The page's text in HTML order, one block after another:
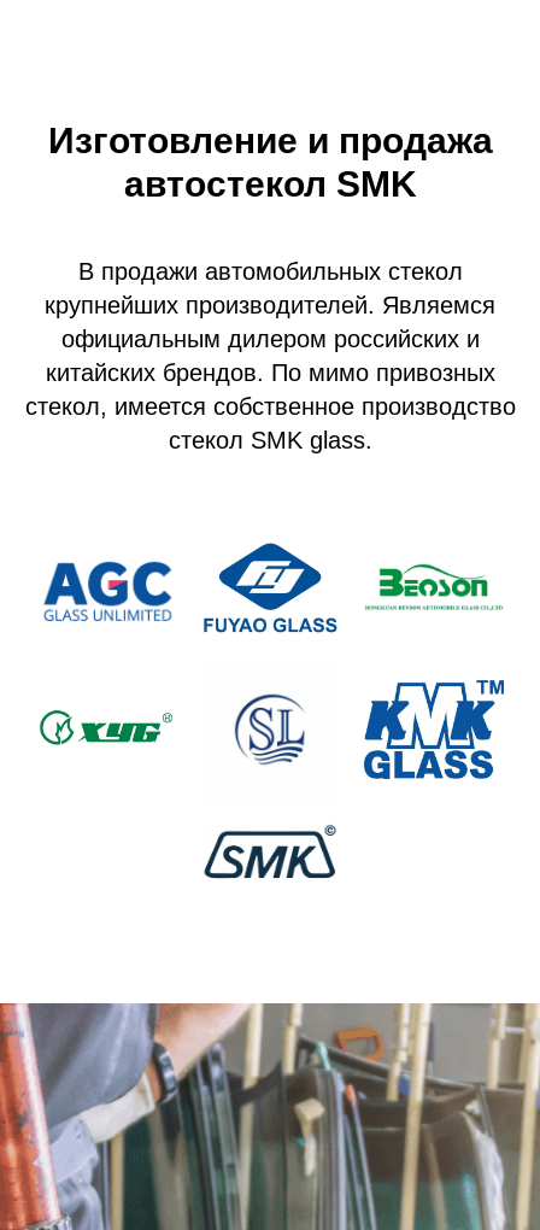
Изготовление и продажа
автостекол SMK
В продажи автомобильных стекол
крупнейших производителей. Являемся
официальным дилером российских и
китайских брендов. По мимо привозных
стекол, имеется собственное производство
стекол SMK glass.